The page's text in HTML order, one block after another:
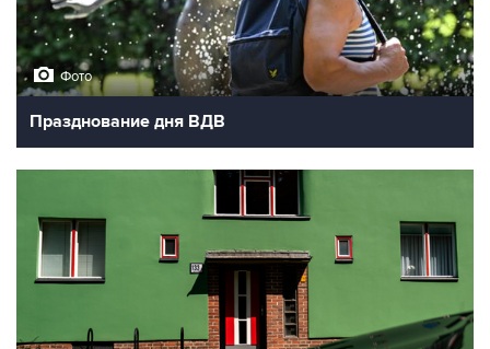
Фото
Празднование дня ВДВ